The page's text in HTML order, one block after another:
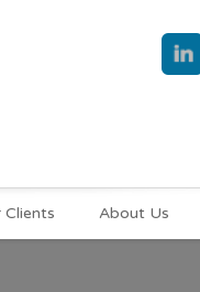
Clients About Us